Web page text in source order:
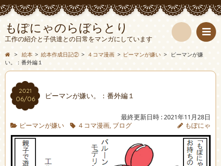
もぽにゃのらぼらとり
工作の紹介と子供達との日常をマンガにしています
検
索
> 絵本 > 絵本作成日記② > ４コマ漫画 > ピーマンが嫌い >
ピーマンが嫌
い。：番外編１
2021
06/06 ピーマンが嫌い。：番外編１
最終更新日時 : 2021年11月28日
ピーマンが嫌い
４コマ漫画, ブログ もぽにゃ